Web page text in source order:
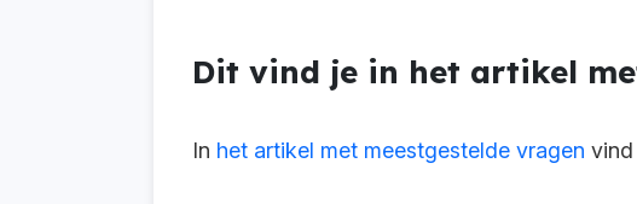
Dit vind je in het artikel
In het artikel met meestgestelde vragen vind